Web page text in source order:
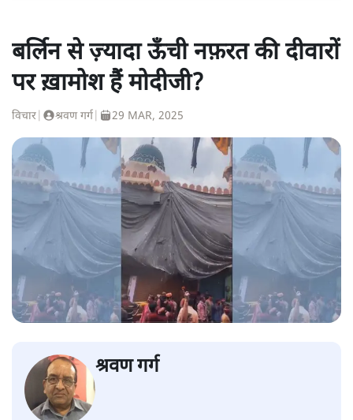
बर्लिन से ज़्यादा ऊँची नफ़रत की दीवारों
पर ख़ामोश हैं मोदीजी?
विचार श्रवण गर्ग 29 MAR, 2025
श्रवण गर्ग